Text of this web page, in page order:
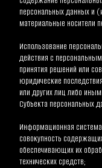
персональных данных и
материальные носители
Использование
действия с
принятия решений или
юридические
или других лиц либо
Субъекта персональных
Информационная
совокупность
обеспечивающих их
технических средств;